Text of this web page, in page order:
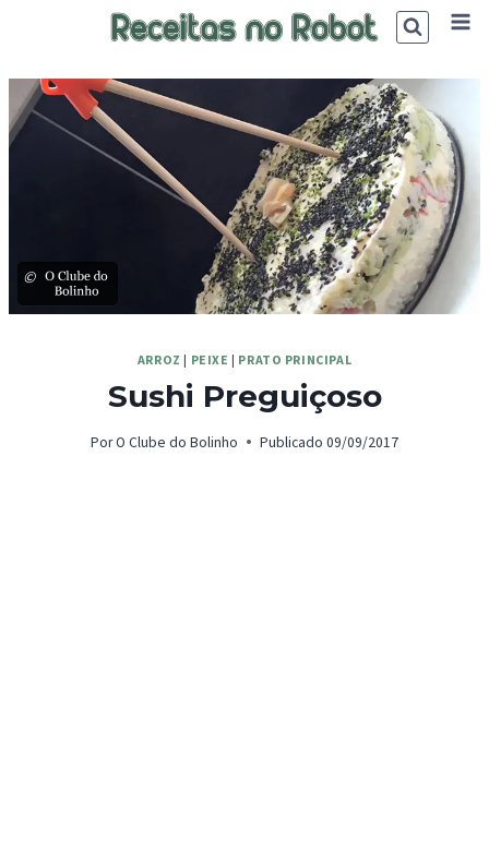
©
ARROZ | PEIXE | PRATO PRINCIPAL
Sushi Preguiçoso
PorO Clube do Bolinho Publicado 09/09/2017